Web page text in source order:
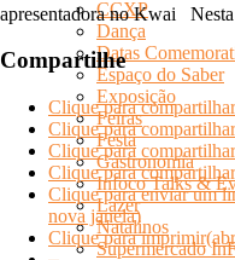
CCXP
Dança
Datas
Espaço do Saber
Exposição
Feiras
Festa
Gastronomia
Infoco Talks &
Lazer
Natalinos
Supermercado
apresentadora no Kwai Nesta
Compartilhe
Clique para
Clique para
Clique para
Clique para
Clique para enviar um
nova janela)
Clique para